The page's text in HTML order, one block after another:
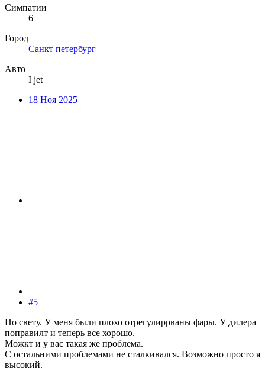
Симпатии
6
Город
Санкт петербург
Авто
I jet
18 Ноя 2025
#5
По свету. У меня были плохо отрегулиррваны фары. У дилера
поправилт и теперь все хорошо.
Можкт и у вас такая же проблема.
С остальними проблемами не сталкивался. Возможно просто я
высокий.